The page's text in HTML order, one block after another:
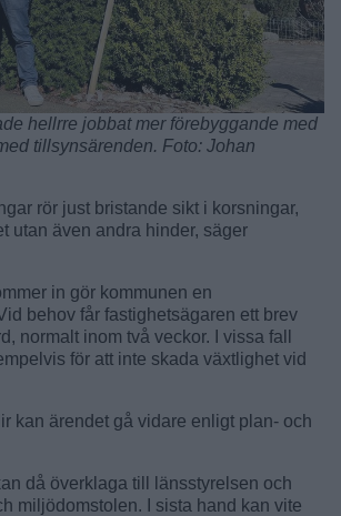
hellrre jobbat mer förebyggande med
tillsynsärenden. Foto: Johan
rör just bristande sikt i korsningar,
utan även andra hinder, säger
in gör kommunen en
behov får fastighetsägaren ett brev
normalt inom två veckor. I vissa fall
för att inte skada växtlighet vid
kan ärendet gå vidare enligt plan- och
då överklaga till länsstyrelsen och
miljödomstolen. I sista hand kan vite